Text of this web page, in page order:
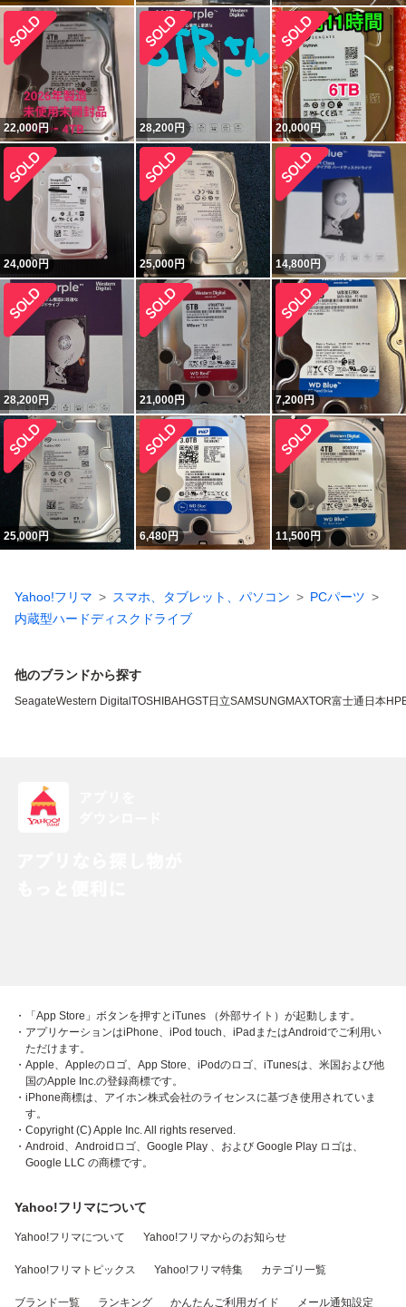
22,000円 28,200円 20,000円
24,000円 25,000円 14,800円
28,200円 21,000円 7,200円
25,000円 6,480円 11,500円
Yahoo!フリマ スマホ、タブレット、パソコン
PCパーツ
内蔵型ハードディスクドライブ
他のブランドから探す
SeagateWestern Digital TOSHIBAHGST日立SAMSUNGMAXTOR富士通 日本HP
・「App Store」ボタンを押すとiTunes （外部サイト）が起動します。
・アプリケーションはiPhone、iPod touch、iPadまたはAndroidでご利用い
ただけます。
・Apple、Appleのロゴ、App Store、iPodのロゴ、iTunesは、米国および他
国のApple Inc.の登録商標です。
・iPhone商標は、アイホン株式会社のライセンスに基づき使用されていま
す。
・Copyright (C) Apple Inc. All rights reserved.
・Android、Androidロゴ、Google Play 、および Google Play ロゴは、
Google LLC の商標です。
Yahoo!フリマについて
Yahoo!フリマについて Yahoo!フリマからのお知らせ
Yahoo!フリマトピックス Yahoo!フリマ特集 カテゴリ一覧
ブランド一覧 ランキング かんたんご利用ガイド メール通知設定